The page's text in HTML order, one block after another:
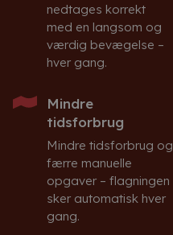
nedtages korrekt
med en langsom og
værdig bevægelse –
hver gang.
Mindre
tidsforbrug
Mindre tidsforbrug og
færre manuelle
opgaver – flagningen
sker automatisk hver
gang.